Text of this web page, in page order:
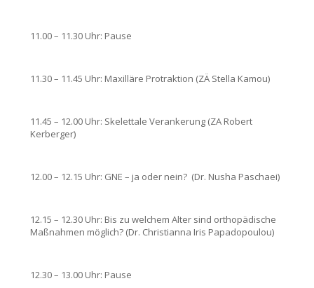
11.00 – 11.30 Uhr: Pause
11.30 – 11.45 Uhr: Maxilläre Protraktion (ZÄ Stella Kamou)
11.45 – 12.00 Uhr: Skelettale Verankerung (ZA Robert
Kerberger)
12.00 – 12.15 Uhr: GNE – ja oder nein? (Dr. Nusha Paschaei)
12.15 – 12.30 Uhr: Bis zu welchem Alter sind orthopädische
Maßnahmen möglich? (Dr. Christianna Iris Papadopoulou)
12.30 – 13.00 Uhr: Pause